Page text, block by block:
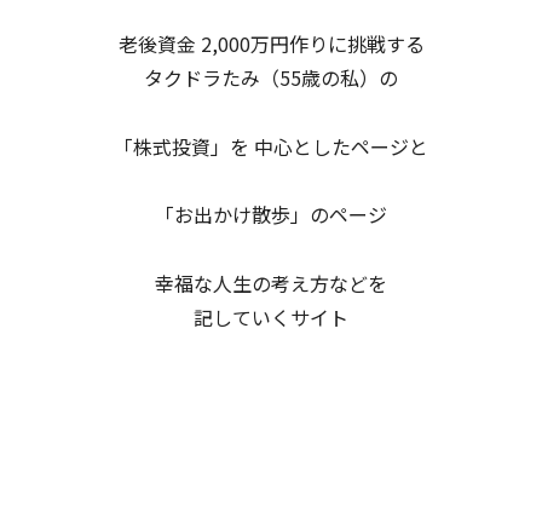
老後資金 2,000万円作りに挑戦する
タクドラたみ（55歳の私）の
「株式投資」を 中心としたページと
「お出かけ散歩」のページ
幸福な人生の考え方などを
記していくサイト